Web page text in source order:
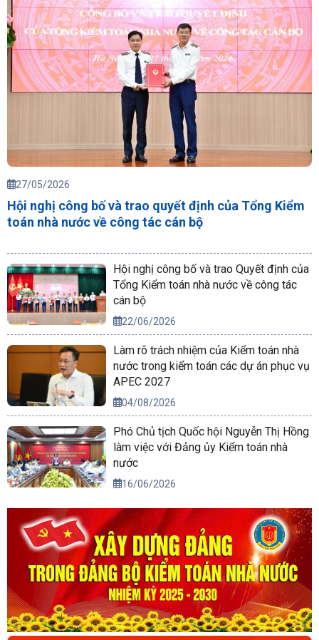
27/05/2026
Hội nghị công bố và trao quyết định của Tổng Kiểm
toán nhà nước về công tác cán bộ
Hội nghị công bố và trao Quyết định của
Tổng Kiểm toán nhà nước về công tác
cán bộ
22/06/2026
Làm rõ trách nhiệm của Kiểm toán nhà
nước trong kiểm toán các dự án phục vụ
APEC 2027
04/08/2026
Phó Chủ tịch Quốc hội Nguyễn Thị Hồng
làm việc với Đảng ủy Kiểm toán nhà
nước
16/06/2026